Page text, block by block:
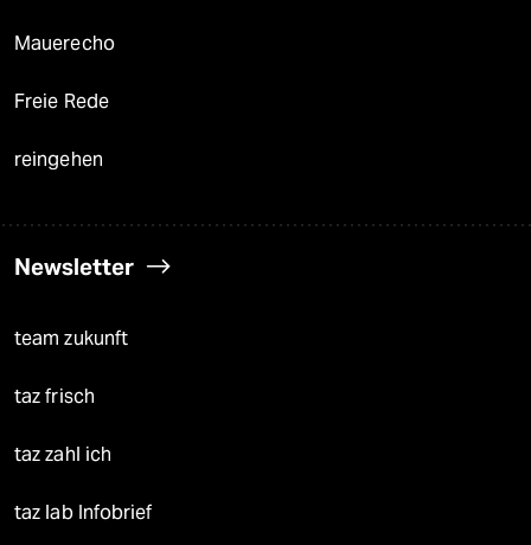
Mauerecho
Freie Rede
reingehen
Newsletter
team zukunft
taz frisch
taz zahl ich
taz lab Infobrief